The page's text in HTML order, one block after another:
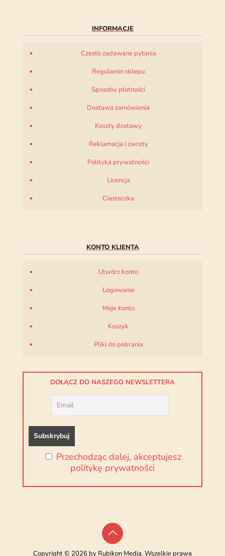
INFORMACJE
Często zadawane pytania
Regulamin sklepu
Sposoby płatności
Dostawa zamówienia
Koszty dostawy
Reklamacja i zwroty
Polityka prywatności
Licencja
Ciasteczka
KONTO KLIENTA
Utwórz konto
Logowanie
Moje konto
Koszyk
Pliki do pobrania
DOŁĄCZ DO NASZEGO NEWSLETTERA
Przechodząc dalej, akceptujesz
politykę prywatności
Copyright © 2026 by Rubikon Media. Wszelkie prawa